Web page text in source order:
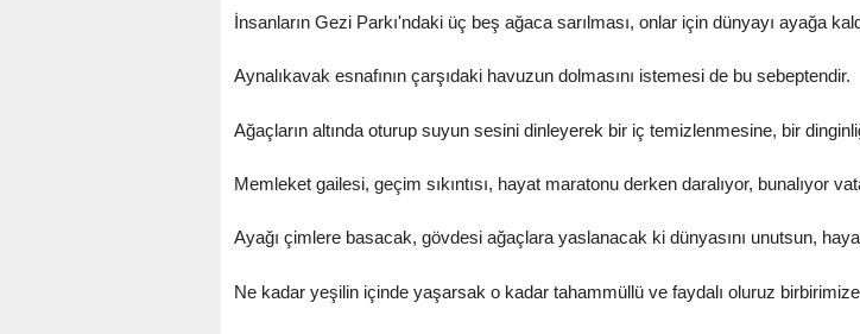
İnsanların Gezi Parkı'ndaki üç beş ağaca sarılması, onlar için dünyayı ayağa
Aynalıkavak esnafının çarşıdaki havuzun dolmasını istemesi de bu sebeptendir.
Ağaçların altında oturup suyun sesini dinleyerek bir iç temizlenmesine, bir
Memleket gailesi, geçim sıkıntısı, hayat maratonu derken daralıyor, bunalıyor
Ayağı çimlere basacak, gövdesi ağaçlara yaslanacak ki dünyasını unutsun,
Ne kadar yeşilin içinde yaşarsak o kadar tahammüllü ve faydalı oluruz